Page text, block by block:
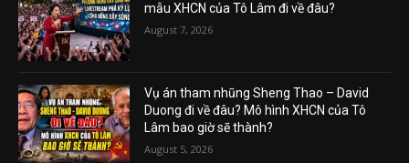
mẫu XHCN của Tô Lâm đi về đâu?
August 7, 2026
Vụ án tham nhũng Sheng Thao – David
Duong đi về đâu? Mô hình XHCN của Tô
Lâm bao giờ sẽ thành?
August 5, 2026